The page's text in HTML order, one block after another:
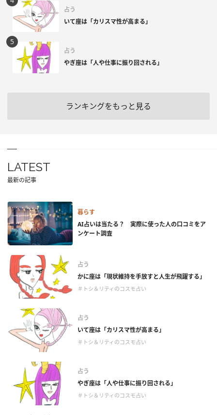
占う
いて座は「カリスマ性が高まる」
占う
やぎ座は「人や仕事に振り回される」
ランキングをもっと見る
LATEST
最新の記事
暮らす
AI占いは当たる？ 実際に使った人の口コミをア
ンケート調査
占う
かに座は「現状維持を手放すと人生が飛躍する」
＃トシ＆リティのコスモ占い
占う
いて座は「カリスマ性が高まる」
＃トシ＆リティのコスモ占い
占う
やぎ座は「人や仕事に振り回される」
＃トシ＆リティのコスモ占い